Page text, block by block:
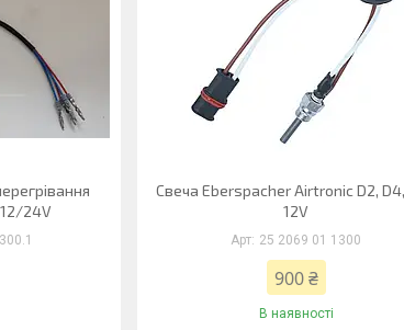
24V
Свеча Eberspacher Airtronic D2,
12V
25 2069 01 1300
900 ₴
В наявності